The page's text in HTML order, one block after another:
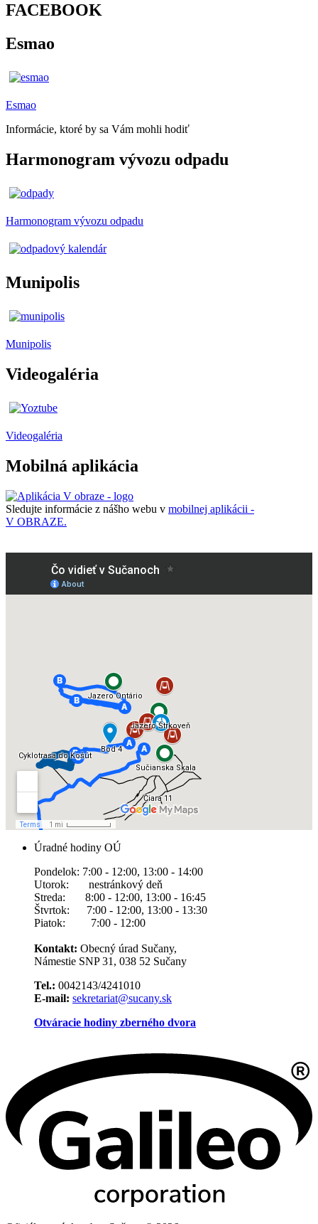
FACEBOOK
Esmao
Esmao
Informácie, ktoré by sa Vám mohli hodiť
Harmonogram vývozu odpadu
Harmonogram vývozu odpadu
Munipolis
Munipolis
Videogaléria
Videogaléria
Mobilná aplikácia
Sledujte informácie z nášho webu v mobilnej aplikácii -
V OBRAZE.
Úradné hodiny OÚ
Pondelok: 7:00 - 12:00, 13:00 - 14:00
Utorok: nestránkový deň
Streda: 8:00 - 12:00, 13:00 - 16:45
Štvrtok: 7:00 - 12:00, 13:00 - 13:30
Piatok: 7:00 - 12:00
Kontakt: Obecný úrad Sučany,
Námestie SNP 31, 038 52 Sučany
Tel.: 0042143/4241010
E-mail: sekretariat@sucany.sk
Otváracie hodiny zberného dvora